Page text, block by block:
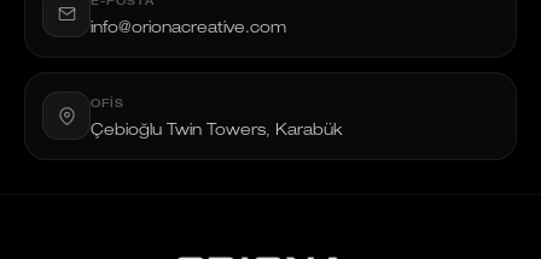
info@orionacreative.com
OFIS
Çebioğlu Twin Towers, Karabük